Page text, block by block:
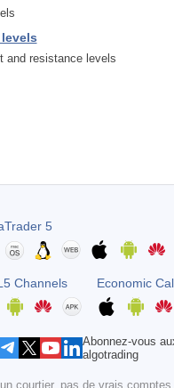
and resistance levels
5
Channels Economic
Abonnez-vous
algotrading
courtier, pas de vrais comptes